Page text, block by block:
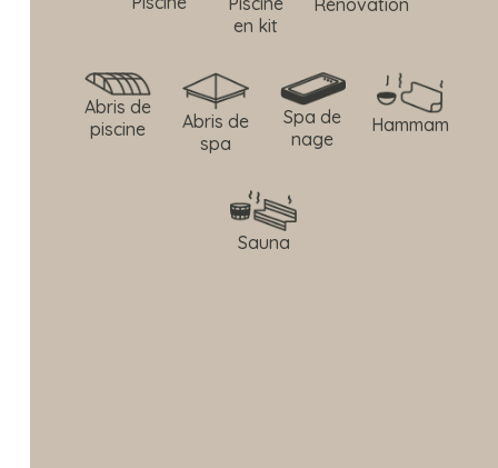
en kit
Rénovation
Abris de
piscine
Abris de
spa
Spa de
nage
Hammam
Sauna